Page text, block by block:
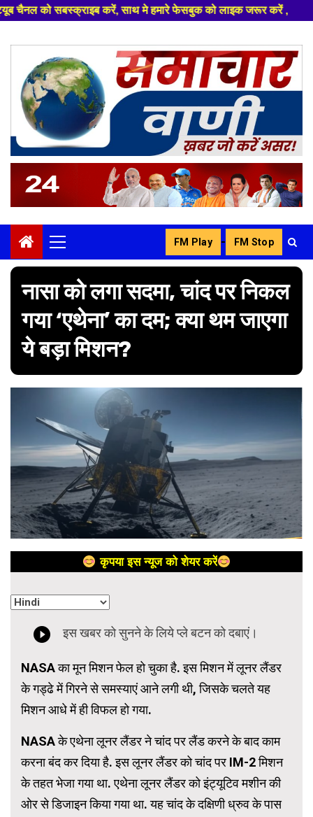
मे हमारे फेसबुक को लाइक जरूर करें ,
content
Primary
Menu
FM Play - FM Stop
नासा को लगा सदमा, चांद पर निकल
गया ‘एथेना’ का दम; क्या थम जाएगा
ये बड़ा मिशन?
कृपया इस न्यूज को शेयर करें
NASA का मून मिशन फेल हो चुका है. इस मिशन में लूनर लैंडर
के गड्ढे में गिरने से समस्याएं आने लगी थी, जिसके चलते यह
मिशन आधे में ही विफल हो गया.
NASA के एथेना लूनर लैंडर ने चांद पर लैंड करने के बाद काम
करना बंद कर दिया है. इस लूनर लैंडर को चांद पर IM-2 मिशन
के तहत भेजा गया था. एथेना लूनर लैंडर को इंट्यूटिव मशीन की
ओर से डिजाइन किया गया था. यह चांद के दक्षिणी ध्रुव के पास